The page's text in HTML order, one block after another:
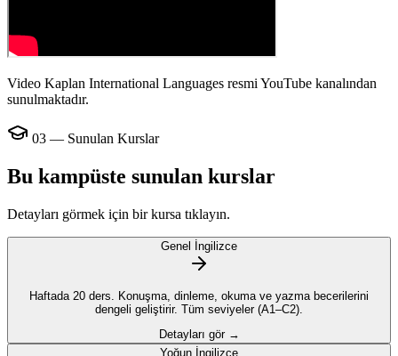
Video Kaplan International Languages resmi YouTube kanalından
sunulmaktadır.
03 — Sunulan Kurslar
Bu kampüste sunulan kurslar
Detayları görmek için bir kursa tıklayın.
Genel İngilizce
Haftada 20 ders. Konuşma, dinleme, okuma ve yazma becerilerini
dengeli geliştirir. Tüm seviyeler (A1–C2).
Detayları gör →
Yoğun İngilizce